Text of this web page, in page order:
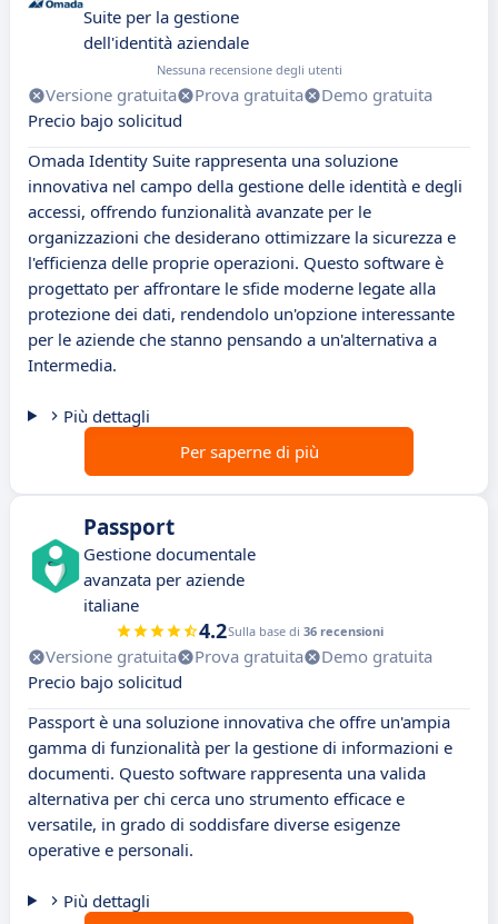
Suite per la gestione
dell'identità aziendale
Nessuna recensione degli utenti
Versione gratuita Prova gratuita
Demo gratuita
Precio bajo solicitud
Omada Identity Suite rappresenta una soluzione
innovativa nel campo della gestione delle identità e degli
accessi, offrendo funzionalità avanzate per le
organizzazioni che desiderano ottimizzare la sicurezza e
l'efficienza delle proprie operazioni. Questo software è
progettato per affrontare le sfide moderne legate alla
protezione dei dati, rendendolo un'opzione interessante
per le aziende che stanno pensando a un'alternativa a
Intermedia.
Più dettagli
Per saperne di più
Passport
Gestione documentale
avanzata per aziende
italiane
4.2Sulla base di 36 recensioni
Versione gratuita Prova gratuita
Demo gratuita
Precio bajo solicitud
Passport è una soluzione innovativa che offre un'ampia
gamma di funzionalità per la gestione di informazioni e
documenti. Questo software rappresenta una valida
alternativa per chi cerca uno strumento efficace e
versatile, in grado di soddisfare diverse esigenze
operative e personali.
Più dettagli